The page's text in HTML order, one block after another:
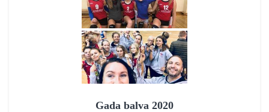
Gada balva 2020